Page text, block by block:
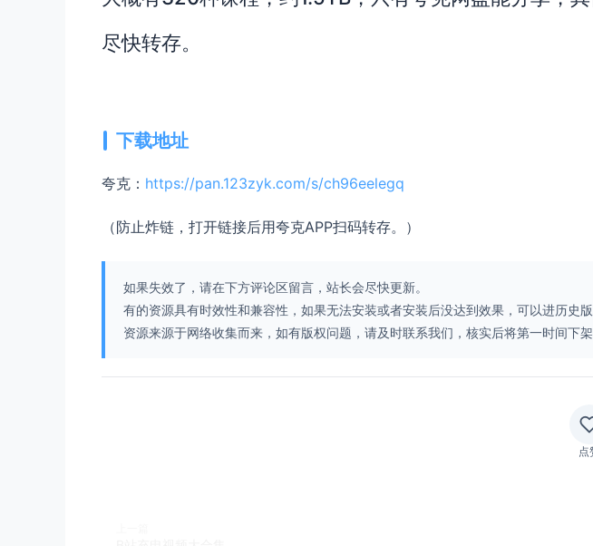
尽快转存。
下载地址
夸克： https://pan.123zyk.com/s/ch96eelegq
（防止炸链，打开链接后用夸克APP扫码转存。）
如果失效了，请在下方评论区留言，站长会尽快更新。
有的资源具有时效性和兼容性，如果无法安装或者安装后没达到效果，可以进历史
资源来源于网络收集而来，如有版权问题，请及时联系我们，核实后将第一时间下
点